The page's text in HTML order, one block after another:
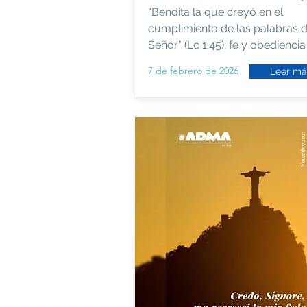
"Bendita la que creyó en el
cumplimiento de las palabras
Señor" (Lc 1:45): fe y obediencia
7 de febrero de 2026 Leer